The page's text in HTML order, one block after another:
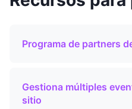
Programa de partners
Gestiona múltiples
sitio